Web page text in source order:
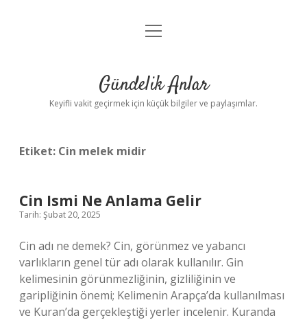
Anasayfa
Yasal Uyarı
menüyü
Gündelik Anlar
Keyifli vakit geçirmek için küçük bilgiler ve paylaşımlar.
Etiket: Cin melek midir
Cin Ismi Ne Anlama Gelir
Tarih: Şubat 20, 2025
Cin adı ne demek? Cin, görünmez ve yabancı
varlıkların genel tür adı olarak kullanılır. Gin
kelimesinin görünmezliğinin, gizliliğinin ve
garipliğinin önemi; Kelimenin Arapça’da kullanılması
ve Kuran’da gerçekleştiği yerler incelenir. Kuranda